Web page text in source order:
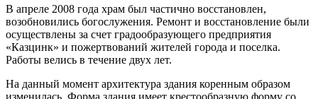
В апреле 2008 года храм был частично восстановлен,
возобновились богослужения. Ремонт и восстановление были
осуществлены за счет градообразующего предприятия
«Казцинк» и пожертвований жителей города и поселка.
Работы велись в течение двух лет.
На данный момент архитектура здания коренным образом
изменилась. Форма здания имеет крестообразную форму со